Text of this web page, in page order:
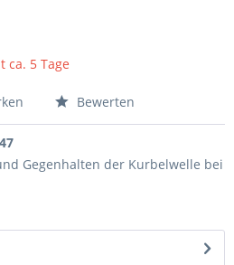
ca. 5 Tage
Bewerten
Gegenhalten der Kurbelwelle bei